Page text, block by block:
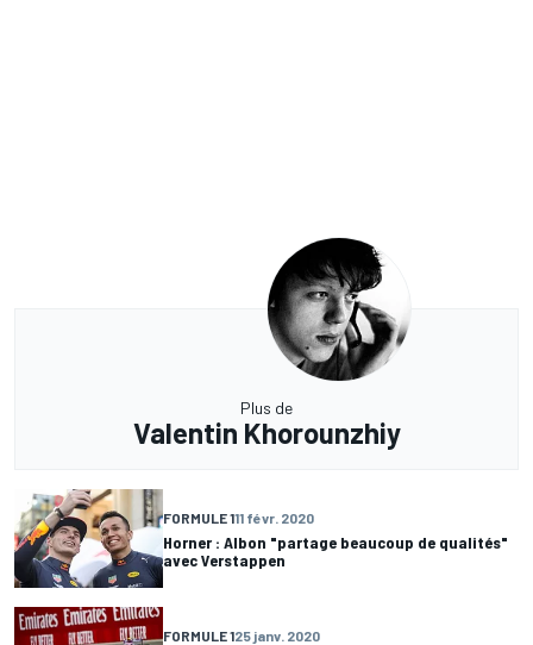
Plus de
Valentin Khorounzhiy
FORMULE 111 févr. 2020
Horner : Albon "partage beaucoup de qualités"
avec Verstappen
FORMULE 125 janv. 2020